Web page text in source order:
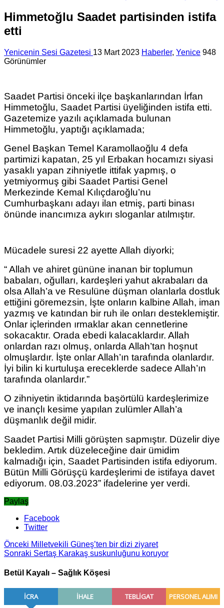
Himmetoğlu Saadet partisinden istifa
etti
Yenicenin Sesi Gazetesi 13 Mart 2023 Haberler, Yenice 948
Görünümler
Saadet Partisi önceki ilçe başkanlarından İrfan
Himmetoğlu, Saadet Partisi üyeliğinden istifa etti.
Gazetemize yazılı açıklamada bulunan
Himmetoğlu, yaptığı açıklamada;
Genel Başkan Temel Karamollaoğlu 4 defa
partimizi kapatan, 25 yıl Erbakan hocamızı siyasi
yasaklı yapan zihniyetle ittifak yapmış, o
yetmiyormuş gibi Saadet Partisi Genel
Merkezinde Kemal Kılıçdaroğlu’nu
Cumhurbaşkanı adayı ilan etmiş, parti binası
önünde inancımıza aykırı sloganlar atılmıştır.
Mücadele suresi 22 ayette Allah diyorki;
“ Allah ve ahiret gününe inanan bir toplumun
babaları, oğulları, kardeşleri yahut akrabaları da
olsa Allah’a ve Resulüne düşman olanlarla dostluk
ettiğini göremezsin, İşte onların kalbine Allah, iman
yazmış ve katından bir ruh ile onları desteklemiştir.
Onlar içlerinden ırmaklar akan cennetlerine
sokacaktır. Orada ebedi kalacaklardır. Allah
onlardan razı olmuş, onlarda Allah’tan hoşnut
olmuşlardır. İşte onlar Allah’ın tarafında olanlardır.
İyi bilin ki kurtuluşa ereceklerde sadece Allah’ın
tarafında olanlardır.”
O zihniyetin iktidarında başörtülü kardeşlerimize
ve inançlı kesime yapılan zulümler Allah’a
düşmanlık değil midir.
Saadet Partisi Milli görüşten sapmıştır. Düzelir diye
bekledim. Artık düzeleceğine dair ümidim
kalmadığı için, Saadet Partisinden istifa ediyorum.
Bütün Milli Görüşçü kardeşlerimi de istifaya davet
ediyorum. 08.03.2023” ifadelerine yer verdi.
Paylaş
Facebook
Twitter
Önceki Milletvekili Güneş’ten bir dizi ziyaret
Sonraki Sertaş Karakaş suskunluğunu koruyor
Betül Kayalı – Sağlık Köşesi